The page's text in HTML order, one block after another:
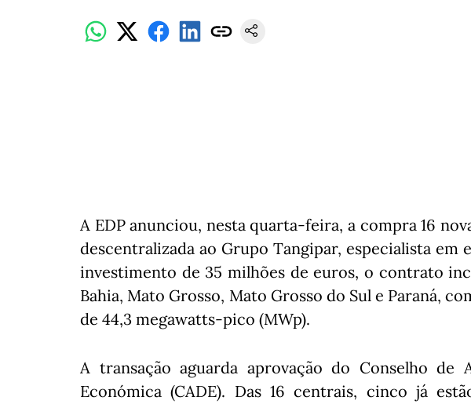
A EDP anunciou, nesta quarta-feira, a compra 16
descentralizada ao Grupo Tangipar, especialista em
investimento de 35 milhões de euros, o contrato
Bahia, Mato Grosso, Mato Grosso do Sul e Paraná,
de 44,3 megawatts-pico (MWp).
A transação aguarda aprovação do Conselho de
Económica (CADE). Das 16 centrais, cinco já